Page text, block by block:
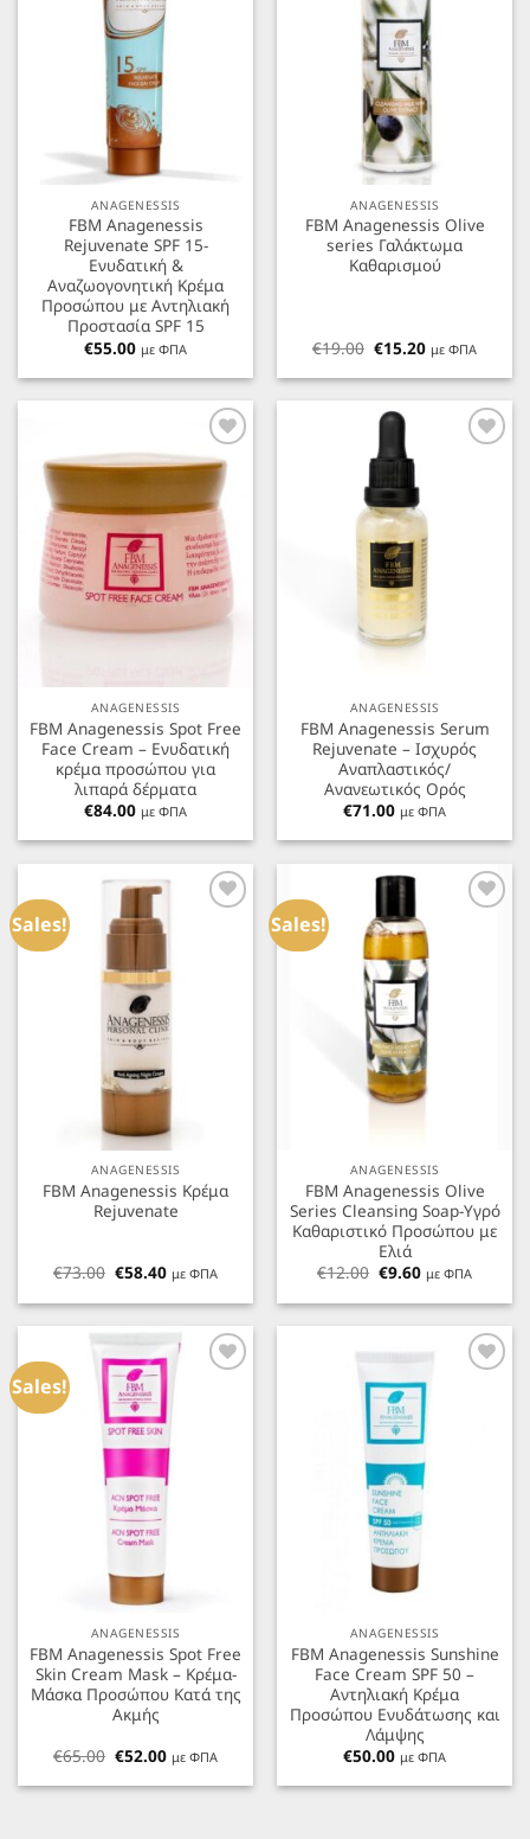
ANAGENESSIS
FBM Anagenessis
Rejuvenate SPF 15-
Ενυδατική &
Αναζωογονητική Κρέμα
Προσώπου με Αντηλιακή
Προστασία SPF 15
€55.00 με ΦΠΑ
ANAGENESSIS
FBM Anagenessis Olive
series Γαλάκτωμα
Καθαρισμού
€19.00 Original
price
was:
€15.20Η
τρέχουσα
τιμή
€15.20.
με ΦΠΑ
Προσθήκη
Αγαπημένα
ANAGENESSIS
FBM Anagenessis Spot Free
Face Cream – Ενυδατική
κρέμα προσώπου για
λιπαρά δέρματα
€84.00 με ΦΠΑ
Προσθήκη
ANAGENESSIS
FBM Anagenessis Serum
Rejuvenate – Ισχυρός
Αναπλαστικός/
Ανανεωτικός Ορός
€71.00 με ΦΠΑ
Sales!
Προσθήκη
ANAGENESSIS
FBM Anagenessis Κρέμα
Rejuvenate
€73.00 Original
price
was:
€58.40Η
τρέχουσα
τιμή
€58.40.
με ΦΠΑ
Sales!
Προσθήκη
ANAGENESSIS
FBM Anagenessis Olive
Series Cleansing Soap-Υγρό
Καθαριστικό Προσώπου με
Ελιά
€12.00 Original
price
was:
€9.60Η
τρέχουσα
τιμή
€9.60.
με ΦΠΑ
Sales!
Προσθήκη
ANAGENESSIS
FBM Anagenessis Spot Free
Skin Cream Mask – Κρέμα-
Μάσκα Προσώπου Κατά της
Ακμής
€65.00 Original
price
was:
€52.00Η
τρέχουσα
τιμή
με ΦΠΑ
Προσθήκη
ANAGENESSIS
FBM Anagenessis Sunshine
Face Cream SPF 50 –
Αντηλιακή Κρέμα
Προσώπου Ενυδάτωσης και
Λάμψης
€50.00 με ΦΠΑ